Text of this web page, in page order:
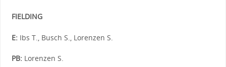
FIELDING
E:Ibs T., Busch S., Lorenzen S.
PB:Lorenzen S.